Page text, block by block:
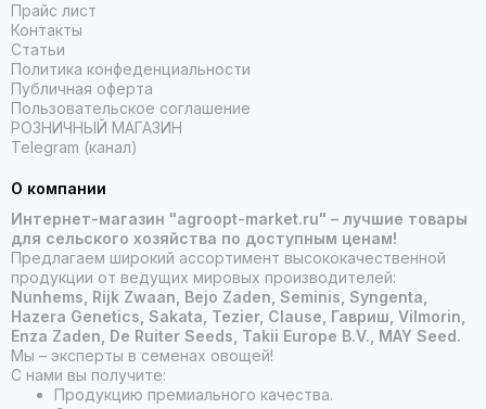
Прайс лист
Контакты
Статьи
Политика конфеденциальности
Публичная оферта
Пользовательское соглашение
РОЗНИЧНЫЙ МАГАЗИН
Telegram (канал)
О компании
Интернет-магазин "agroopt-market.ru" – лучшие товары
для сельского хозяйства по доступным ценам!
Предлагаем широкий ассортимент высококачественной
продукции от ведущих мировых производителей:
Nunhems, Rijk Zwaan, Bejo Zaden, Seminis, Syngenta,
Hazera Genetics, Sakata, Tezier, Clause, Гавриш, Vilmorin,
Enza Zaden, De Ruiter Seeds, Takii Europe B.V., MAY Seed.
Мы – эксперты в семенах овощей!
С нами вы получите:
Продукцию премиального качества.